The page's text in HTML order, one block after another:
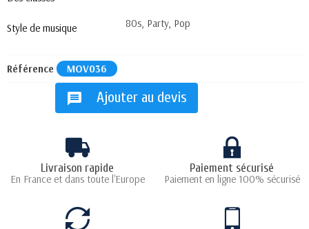
Style de musique 80s, Party, Pop
Référence MOV036
message Ajouter au devis
Livraison rapide
En France et dans toute l'Europe
Paiement sécurisé
Paiement en ligne 100% sécurisé